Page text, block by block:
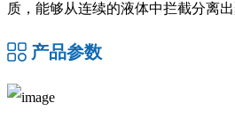
质，能够从连续的液体中拦截分离出
产品参数